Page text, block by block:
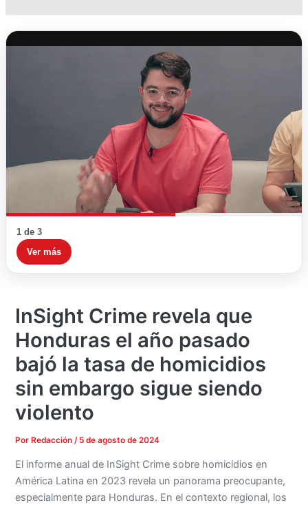
1 de 3
Ver más
InSight Crime revela que
Honduras el año pasado
bajó la tasa de homicidios
sin embargo sigue siendo
violento
PorRedacción / 5 de agosto de 2024
El informe anual de InSight Crime sobre homicidios en
América Latina en 2023 revela un panorama preocupante,
especialmente para Honduras. En el contexto regional, los